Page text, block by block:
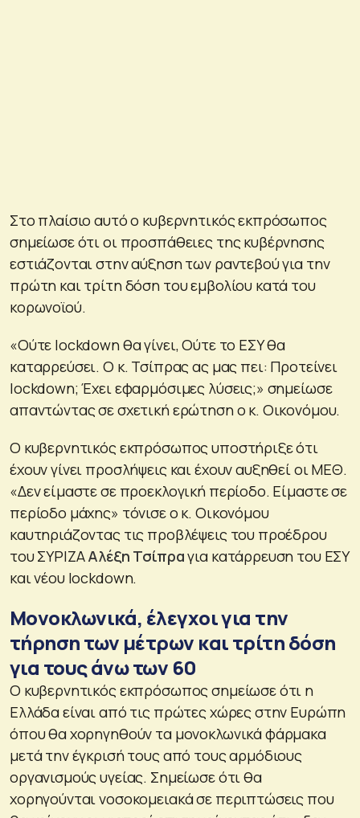
Στο πλαίσιο αυτό ο κυβερνητικός εκπρόσωπος
σημείωσε ότι οι προσπάθειες της κυβέρνησης
εστιάζονται στην αύξηση των ραντεβού για την
πρώτη και τρίτη δόση του εμβολίου κατά του
κορωνοϊού.
«Ούτε lockdown θα γίνει, Ούτε το ΕΣΥ θα
καταρρεύσει. Ο κ. Τσίπρας ας μας πει: Προτείνει
lockdown; Έχει εφαρμόσιμες λύσεις;» σημείωσε
απαντώντας σε σχετική ερώτηση ο κ. Οικονόμου.
Ο κυβερνητικός εκπρόσωπος υποστήριξε ότι
έχουν γίνει προσλήψεις και έχουν αυξηθεί οι ΜΕΘ.
«Δεν είμαστε σε προεκλογική περίοδο. Είμαστε σε
περίοδο μάχης» τόνισε ο κ. Οικονόμου
καυτηριάζοντας τις προβλέψεις του προέδρου
του ΣΥΡΙΖΑΑλέξη Τσίπραγια κατάρρευση του ΕΣΥ
και νέου lockdown.
Μονοκλωνικά, έλεγχοι για την
τήρηση των μέτρων και τρίτη δόση
για τους άνω των 60
Ο κυβερνητικός εκπρόσωπος σημείωσε ότι η
Ελλάδα είναι από τις πρώτες χώρες στην Ευρώπη
όπου θα χορηγηθούν τα μονοκλωνικά φάρμακα
μετά την έγκρισή τους από τους αρμόδιους
οργανισμούς υγείας. Σημείωσε ότι θα
χορηγούνται νοσοκομειακά σε περιπτώσεις που